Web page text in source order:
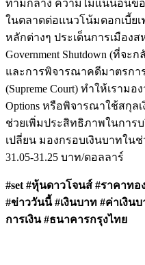
ท่ามกลาง ความไม่แน่นอนข
ในตลาดต่อแนวโน้มดอกเบี้ย
หลักต่างๆ ประเด็นการเมือง
Government Shutdown (ที่จ
และการพิจารณาคดีมาตรกา
(Supreme Court) ทำให้เราม
Options หรือพิจารณาใช้สกุลเ
ช่วยเพิ่มประสิทธิภาพในการ
เปลี่ยน มองกรอบเงินบาทใน
31.05-31.25 บาท/ดอลลาร์
#set #หุ้นดาวโจนส์ #ราคาทอ
#ข่าววันนี้ #เงินบาท #ค่าเงิน
การเงิน #ธนาคารกรุงไทย